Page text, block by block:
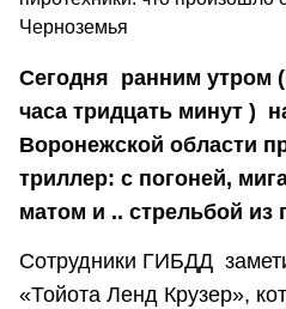
Сегодня ранним утром
часа тридцать минут )
Воронежской области
триллер: с погоней,
матом и .. стрельбой из
Сотрудники ГИБДД
«Тойота Ленд Крузер»,